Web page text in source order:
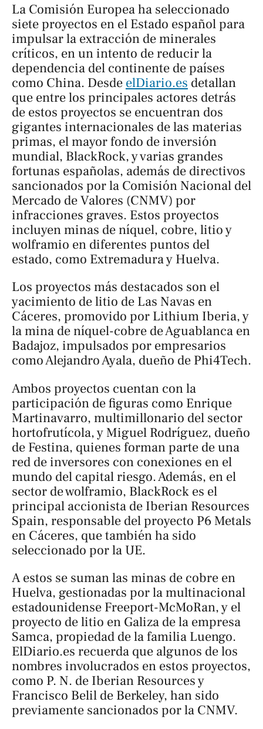
La Comisión Europea ha seleccionado
siete proyectos en el Estado español para
impulsar la extracción de minerales
críticos, en un intento de reducir la
dependencia del continente de países
como China. Desde elDiario.es detallan
que entre los principales actores detrás
de estos proyectos se encuentran dos
gigantes internacionales de las materias
primas, el mayor fondo de inversión
mundial, BlackRock, y varias grandes
fortunas españolas, además de directivos
sancionados por la Comisión Nacional del
Mercado de Valores (CNMV) por
infracciones graves. Estos proyectos
incluyen minas de níquel, cobre, litio y
wolframio en diferentes puntos del
estado, como Extremadura y Huelva.
Los proyectos más destacados son el
yacimiento de litio de Las Navas en
Cáceres, promovido por Lithium Iberia, y
la mina de níquel-cobre de Aguablanca en
Badajoz, impulsados por empresarios
como Alejandro Ayala, dueño de Phi4Tech.
Ambos proyectos cuentan con la
participación de figuras como Enrique
Martinavarro, multimillonario del sector
hortofrutícola, y Miguel Rodríguez, dueño
de Festina, quienes forman parte de una
red de inversores con conexiones en el
mundo del capital riesgo. Además, en el
sector de wolframio, BlackRock es el
principal accionista de Iberian Resources
Spain, responsable del proyecto P6 Metals
en Cáceres, que también ha sido
seleccionado por la UE.
A estos se suman las minas de cobre en
Huelva, gestionadas por la multinacional
estadounidense Freeport-McMoRan, y el
proyecto de litio en Galiza de la empresa
Samca, propiedad de la familia Luengo.
ElDiario.es recuerda que algunos de los
nombres involucrados en estos proyectos,
como P. N. de Iberian Resources y
Francisco Belil de Berkeley, han sido
previamente sancionados por la CNMV.